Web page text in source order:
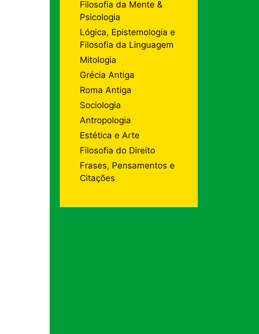
Filosofia da Mente &
Psicologia
Lógica, Epistemologia e
Filosofia da Linguagem
Mitologia
Grécia Antiga
Roma Antiga
Sociologia
Antropologia
Estética e Arte
Filosofia do Direito
Frases, Pensamentos e
Citações